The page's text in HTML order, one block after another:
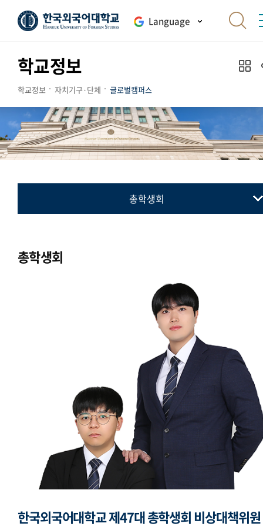
Language
학교정보
학교정보 자치기구·단체 글로벌캠퍼스
총학생회
국제학생회
세계민속문화축전준비위원회
총학생회
한국외국어대학교 제47대 총학생회 비상대책위원